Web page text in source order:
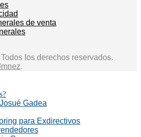
de venta
los derechos reservados.
.
Gadea
para Exdirectivos